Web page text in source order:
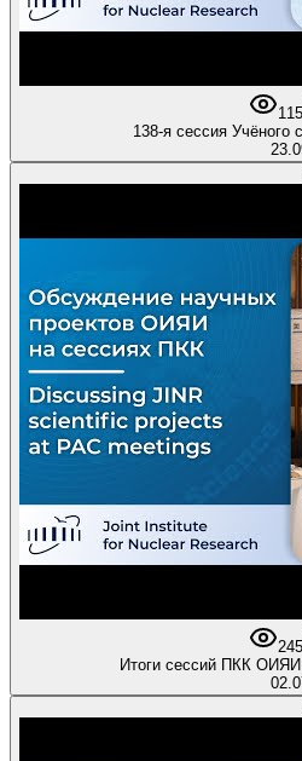
115
138-я сессия Учёного
245
Итоги сессий ПКК